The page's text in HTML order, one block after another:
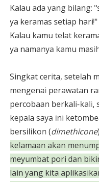
Kalau ada yang bilang:
ya keramas setiap
Kalau kamu telat
ya namanya kamu
Singkat cerita, setelah
mengenai perawatan
percobaan berkali-kali,
kepala saya ini
bersilikon (dimethicone
kelamaan akan
meyumbat pori dan
lain yang kita